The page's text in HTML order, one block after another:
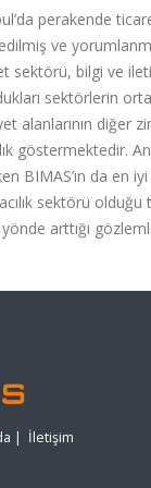
perakende
ve
bilgi ve
sektörlerin
alanlarının
göstermektedir.
BIMAS’ın da en
sektörü
arttığı
| İletişim